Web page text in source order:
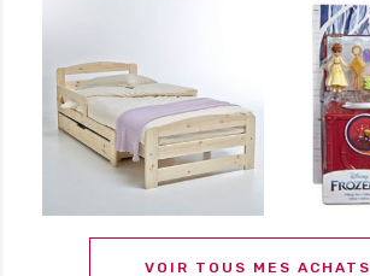
VOIR TOUS MES ACHATS